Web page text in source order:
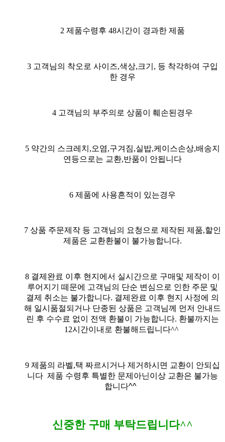
2 제품수령후 48시간이 경과한 제품
3 고객님의 착오로 사이즈,색상,크기, 등 착각하여 구입
한 경우
4 고객님의 부주의로 상품이 훼손된경우
5 약간의 스크레치,오염,구겨짐,실밥,케이스손상,배송지
연등으로는 교환,반품이 안됩니다
6 제품에 사용흔적이 있는경우
7 상품 주문제작 등 고객님의 요청으로 제작된 제품,할인
제품은 교환환불이 불가능합니다.
8 결제완료 이후 현지에서 실시간으로 구매및 제작이 이
루어지기 떼문에 고객님의 단순 변심으로 인한 주문 및
결제 취소는 불가합니다. 결제완료 이후 현지 사정에 의
해 일시품절되거나 단종된 상품은 고객님께 먼저 안내드
린 후 수수료 없이 전액 환불이 가능합니다. 환불까지는
12시간이내로 환불해드립니다^^
9 제품의 라벨,택 짜르시거나 제거하시면 교환이 안되십
니다 제품 수령후 특별한 문제아닌이상 교환은 불가능
합니다^^
신중한 구매 부탁드립니다^^